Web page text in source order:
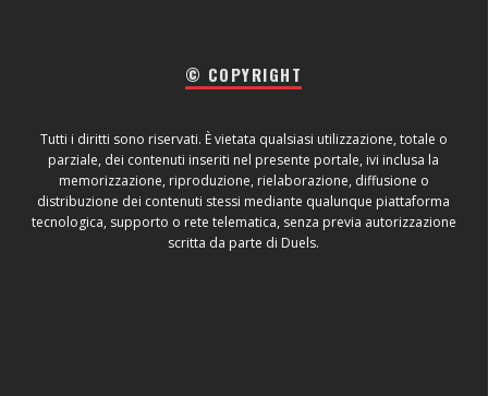
© COPYRIGHT
Tutti i diritti sono riservati. È vietata qualsiasi utilizzazione, totale o
parziale, dei contenuti inseriti nel presente portale, ivi inclusa la
memorizzazione, riproduzione, rielaborazione, diffusione o
distribuzione dei contenuti stessi mediante qualunque piattaforma
tecnologica, supporto o rete telematica, senza previa autorizzazione
scritta da parte di Duels.